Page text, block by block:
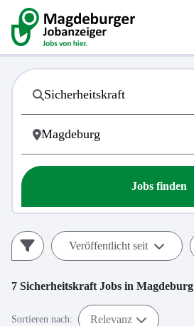
Jobs finden
Veröffentlicht seit
7 Sicherheitskraft Jobs in Magdeburg
Sortieren nach: Relevanz